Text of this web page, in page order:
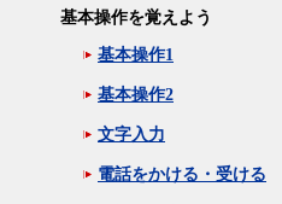
基本操作を覚えよう
基本操作1
基本操作2
文字入力
電話をかける・受ける